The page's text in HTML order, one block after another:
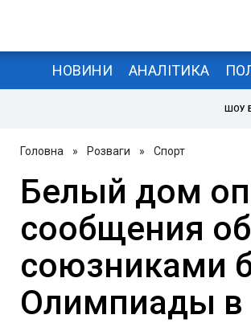
НОВИНИ АНАЛІТИКА
ШОУ
Головна » Розваги » Спорт
Белый дом
сообщения
союзниками
Олимпиады в